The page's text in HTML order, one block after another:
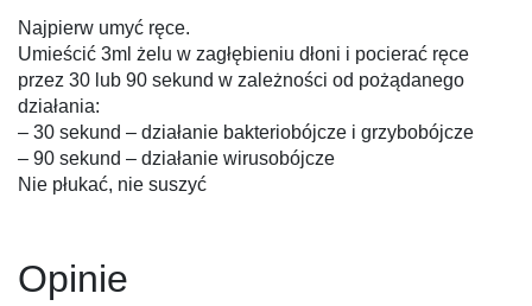
Najpierw umyć ręce.
Umieścić 3ml żelu w zagłębieniu dłoni i pocierać ręce
przez 30 lub 90 sekund w zależności od pożądanego
działania:
– 30 sekund – działanie bakteriobójcze i grzybobójcze
– 90 sekund – działanie wirusobójcze
Nie płukać, nie suszyć
Opinie